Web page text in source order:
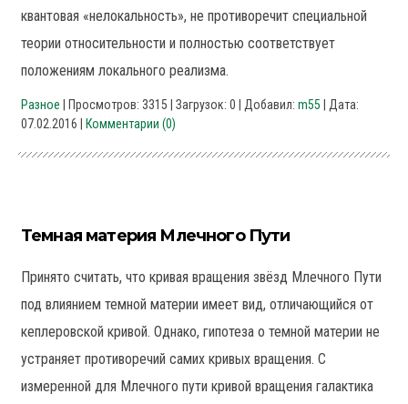
квантовая «нелокальность», не противоречит специальной
теории относительности и полностью соответствует
положениям локального реализма.
Разное | Просмотров: 3315 | Загрузок: 0 | Добавил: m55 | Дата:
07.02.2016
Комментарии (0)
Темная материя Млечного Пути
Принято считать, что кривая вращения звёзд Млечного Пути
под влиянием темной материи имеет вид, отличающийся от
кеплеровской кривой. Однако, гипотеза о темной материи не
устраняет противоречий самих кривых вращения. С
измеренной для Млечного пути кривой вращения галактика